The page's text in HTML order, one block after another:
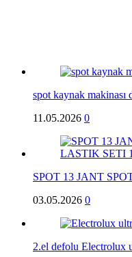
spot kaynak
11.05.2026 0
SPOT 13 JANT
03.05.2026 0
2.el defolu Electrolux